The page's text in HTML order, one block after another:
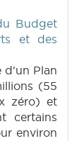
Budget
et des
d'un Plan
(55
zéro) et
certains
environ